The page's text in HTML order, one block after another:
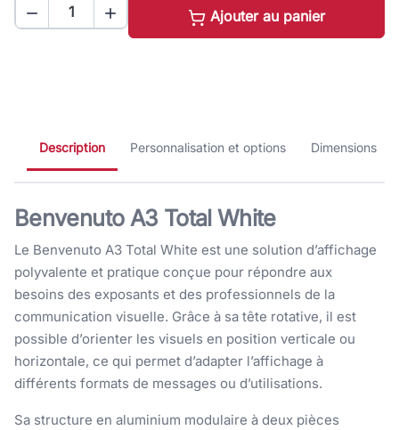
  Ajouter au panier
Description Personnalisation et options Dimensions
Benvenuto A3 Total White
Le Benvenuto A3 Total White est une solution d’affichage
polyvalente et pratique conçue pour répondre aux
besoins des exposants et des professionnels de la
communication visuelle. Grâce à sa tête rotative, il est
possible d’orienter les visuels en position verticale ou
horizontale, ce qui permet d’adapter l’affichage à
différents formats de messages ou d’utilisations.
Sa structure en aluminium modulaire à deux pièces